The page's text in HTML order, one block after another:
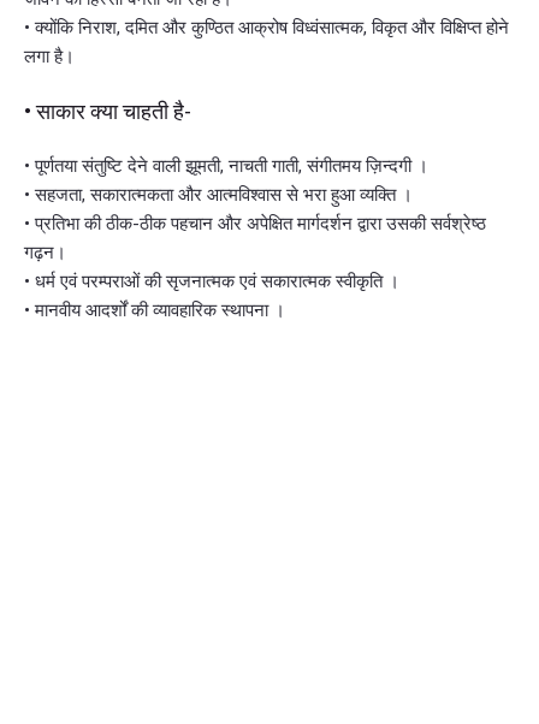
• क्योंकि निराश, दमित और कुण्ठित आक्रोष विध्वंसात्मक, विकृत और विक्षिप्त होने
लगा है।
• साकार क्या चाहती है-
• पूर्णतया संतुष्टि देने वाली झूमती, नाचती गाती, संगीतमय ज़िन्दगी ।
• सहजता, सकारात्मकता और आत्मविश्वास से भरा हुआ व्यक्ति ।
• प्रतिभा की ठीक-ठीक पहचान और अपेक्षित मार्गदर्शन द्वारा उसकी सर्वश्रेष्ठ
गढ़न।
• धर्म एवं परम्पराओं की सृजनात्मक एवं सकारात्मक स्वीकृति ।
• मानवीय आदर्शों की व्यावहारिक स्थापना ।